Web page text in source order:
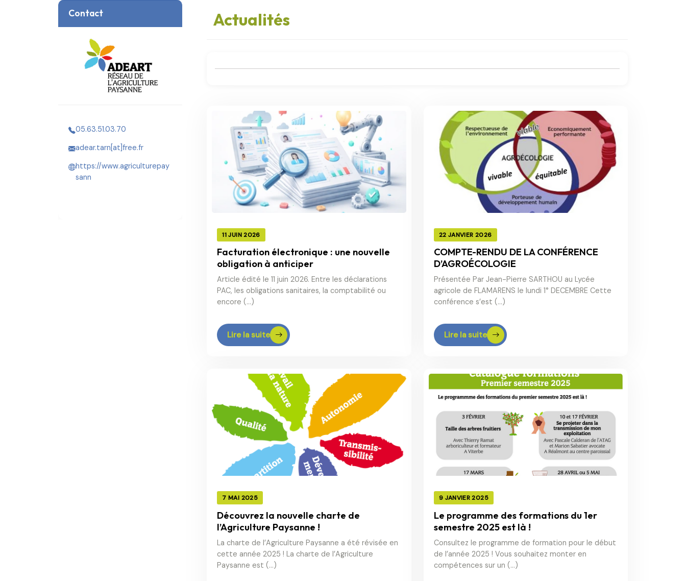
Contact
05.63.51.03.70
adear.tarn[at]free.fr
https://www.agriculturepay
sann
Actualités
11 JUIN 2026
Facturation électronique : une nouvelle
obligation à anticiper
Article édité le 11 juin 2026. Entre les déclarations
PAC, les obligations sanitaires, la comptabilité ou
encore (…)
Lire la suite
22 JANVIER 2026
COMPTE-RENDU DE LA CONFÉRENCE
D’AGROÉCOLOGIE
Présentée Par Jean-Pierre SARTHOU au Lycée
agricole de FLAMARENS le lundi 1° DECEMBRE Cette
conférence s’est (…)
Lire la suite
7 MAI 2025
Découvrez la nouvelle charte de
l’Agriculture Paysanne !
La charte de l’Agriculture Paysanne a été révisée en
cette année 2025 ! La charte de l’Agriculture
Paysanne est (…)
9 JANVIER 2025
Le programme des formations du 1er
semestre 2025 est là !
Consultez le programme de formation pour le début
de l’année 2025 ! Vous souhaitez monter en
compétences sur un (…)